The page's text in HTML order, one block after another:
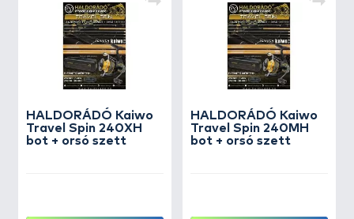
HALDORÁDÓ Kaiwo
Travel Spin 240XH
bot + orsó szett
HALDORÁDÓ Kaiwo
Travel Spin 240MH
bot + orsó szett